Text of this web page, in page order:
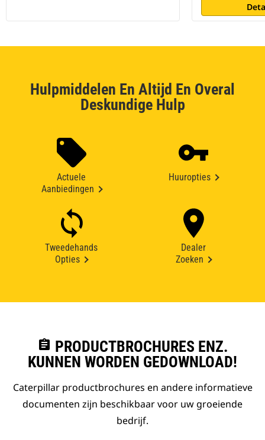
Hulpmiddelen En Altijd En Overal
Deskundige Hulp
Actuele
Aanbiedingen
Huuropties
Tweedehands
Opties
Dealer
Zoeken
assignment PRODUCTBROCHURES ENZ.
KUNNEN WORDEN GEDOWNLOAD!
Caterpillar productbrochures en andere informatieve
documenten zijn beschikbaar voor uw groeiende
bedrijf.